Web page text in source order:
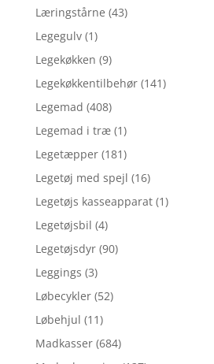
Læringstårne (43)
Legegulv (1)
Legekøkken (9)
Legekøkkentilbehør (141)
Legemad (408)
Legemad i træ (1)
Legetæpper (181)
Legetøj med spejl (16)
Legetøjs kasseapparat (1)
Legetøjsbil (4)
Legetøjsdyr (90)
Leggings (3)
Løbecykler (52)
Løbehjul (11)
Madkasser (684)